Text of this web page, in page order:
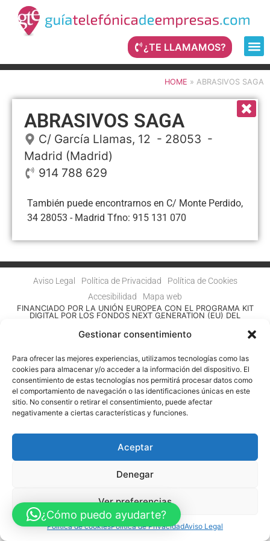
Gestionar consentimiento
Para ofrecer las mejores experiencias, utilizamos tecnologías como las
cookies para almacenar y/o acceder a la información del dispositivo. El
consentimiento de estas tecnologías nos permitirá procesar datos como
el comportamiento de navegación o las identificaciones únicas en este
sitio. No consentir o retirar el consentimiento, puede afectar
negativamente a ciertas características y funciones.
Aceptar
Denegar
Ver preferencias
Política de cookiesPolítica de PrivacidadAviso Legal
¿TE LLAMAMOS?
HOME » ABRASIVOS SAGA
ABRASIVOS SAGA
C/ García Llamas, 12 - 28053 -
Madrid (Madrid)
914 788 629
También puede encontrarnos en C/ Monte Perdido,
34 28053 - Madrid Tfno: 915 131 070
Aviso Legal Política de Privacidad
Política de Cookies
Accesibilidad
Mapa web
FINANCIADO POR LA UNIÓN EUROPEA CON EL PROGRAMA KIT
DIGITAL POR LOS FONDOS NEXT GENERATION (EU) DEL
¿Cómo puedo ayudarte?